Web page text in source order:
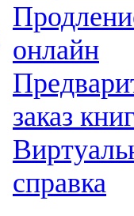
онлайн
заказ
справка